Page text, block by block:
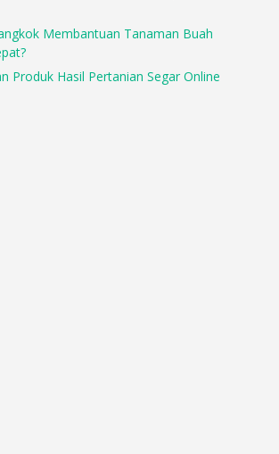
Membantuan Tanaman Buah
Produk Hasil Pertanian Segar Online